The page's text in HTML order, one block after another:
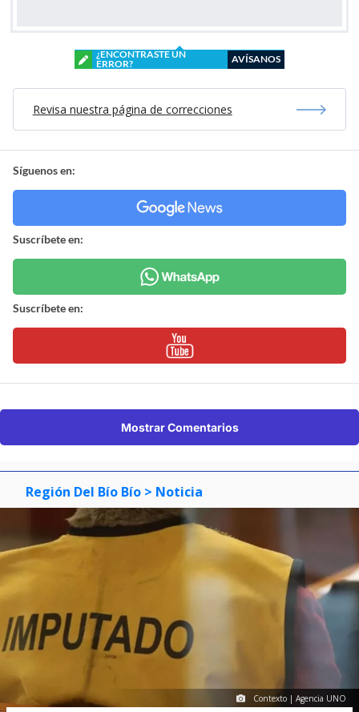
¿ENCONTRASTE UN
ERROR?
AVÍSANOS
Revisa nuestra página de correcciones
Síguenos en:
Suscríbete en:
Suscríbete en:
Mostrar Comentarios
Región Del Bío Bío > Noticia
Contexto | Agencia UNO